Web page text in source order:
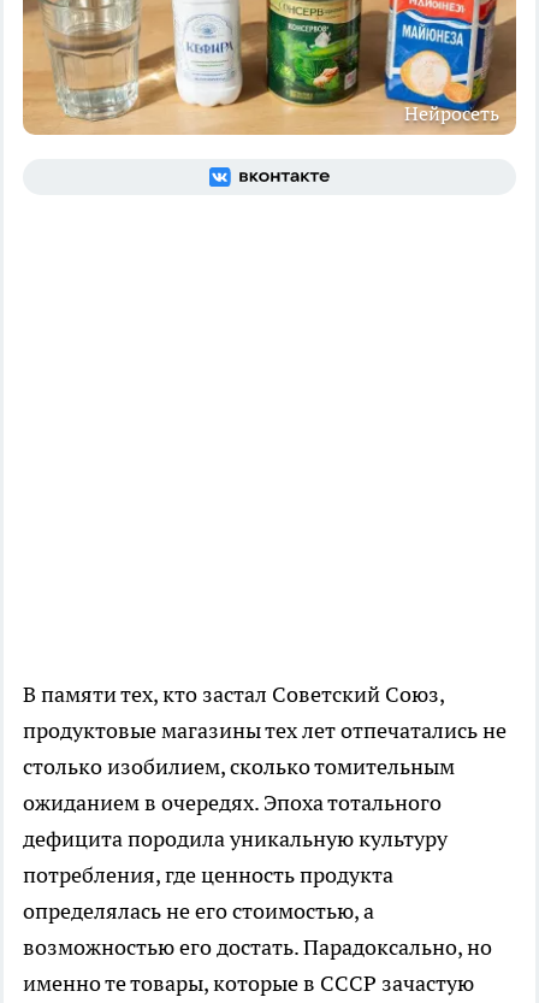
Нейросеть
В памяти тех, кто застал Советский Союз,
продуктовые магазины тех лет отпечатались не
столько изобилием, сколько томительным
ожиданием в очередях. Эпоха тотального
дефицита породила уникальную культуру
потребления, где ценность продукта
определялась не его стоимостью, а
возможностью его достать. Парадоксально, но
именно те товары, которые в СССР зачастую